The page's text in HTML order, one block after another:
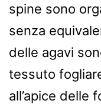
spine sono
senza
delle agavi
tessuto
all’apice delle